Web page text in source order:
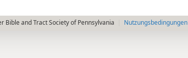
Bible and Tract Society of Pennsylvania Nutzungsbedingungen